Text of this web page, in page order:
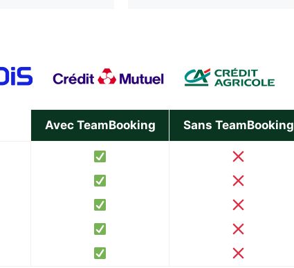
Avec TeamBooking Sans TeamBooking